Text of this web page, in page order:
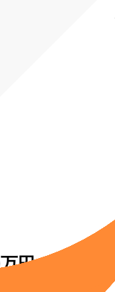
～／完全週
円～／完全